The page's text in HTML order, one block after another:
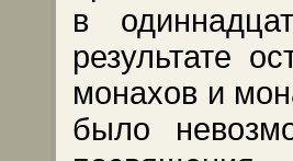
в
результате
монахов и
было